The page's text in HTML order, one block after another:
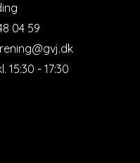
04 59
- 17:30